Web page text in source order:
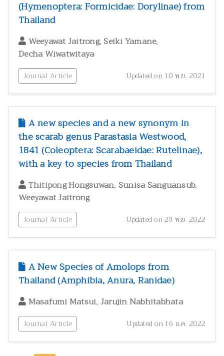
(Hymenoptera: Formicidae: Dorylinae) from
Thailand
Weeyawat Jaitrong, Seiki Yamane,
Decha Wiwatwitaya
Journal Article Updated on 10 พ.ย. 2021
A new species and a new synonym in
the scarab genus Parastasia Westwood,
1841 (Coleoptera: Scarabaeidae: Rutelinae),
with a key to species from Thailand
Thitipong Hongsuwan, Sunisa Sanguansub,
Weeyawat Jaitrong
Journal Article Updated on 29 พ.ย. 2022
A New Species of Amolops from
Thailand (Amphibia, Anura, Ranidae)
Masafumi Matsui, Jarujin Nabhitabhata
Journal Article Updated on 16 ธ.ค. 2022